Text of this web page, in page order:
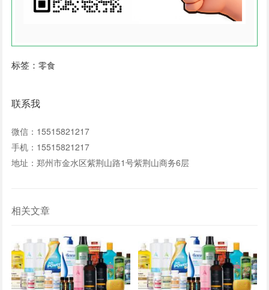
标签：零食
联系我
微信：15515821217
手机：15515821217
地址：郑州市金水区紫荆山路1号紫荆山商务6层
相关文章